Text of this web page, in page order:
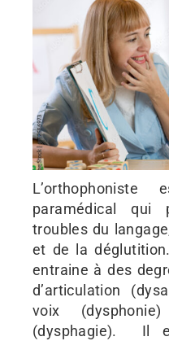
paramédical
troubles du
et de la
entraine à des
d’articulation
voix
(dysphagie). Il